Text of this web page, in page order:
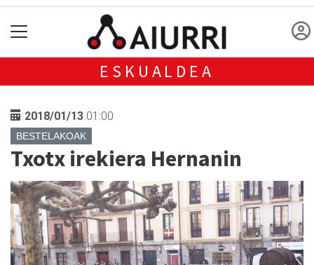
ESKUALDEA
2018/01/13 01:00
BESTELAKOAK
Txotx irekiera Hernanin